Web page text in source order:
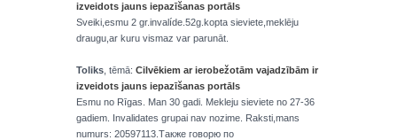
izveidots jauns iepazīšanas portāls
Sveiki,esmu 2 gr.invalíde.52g.kopta sieviete,meklēju
draugu,ar kuru vismaz var parunāt.
Toliks , tēmā: Cilvēkiem ar ierobežotām vajadzībām ir
izveidots jauns iepazīšanas portāls
Esmu no Rīgas. Man 30 gadi. Mekleju sieviete no 27-36
gadiem. Invalidates grupai nav nozime. Raksti,mans
numurs: 20597113.Также говорю по